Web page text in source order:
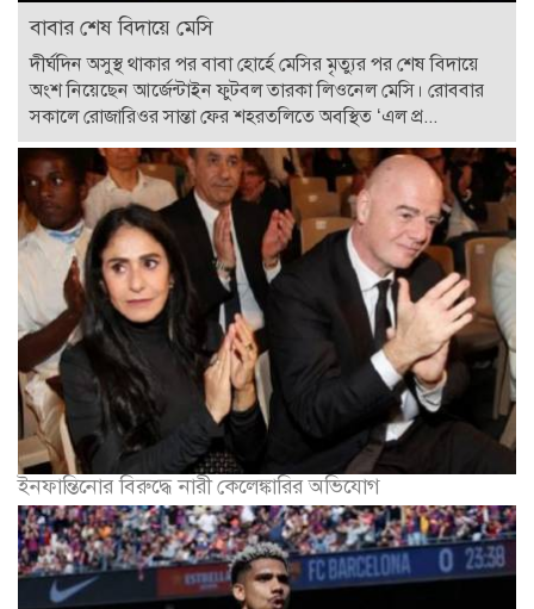
বাবার শেষ বিদায়ে মেসি
দীর্ঘদিন অসুস্থ থাকার পর বাবা হোর্হে মেসির মৃত্যুর পর শেষ বিদায়ে
অংশ নিয়েছেন আর্জেন্টাইন ফুটবল তারকা লিওনেল মেসি। রোববার
সকালে রোজারিওর সান্তা ফের শহরতলিতে অবস্থিত ‘এল প্র...
ইনফান্তিনোর বিরুদ্ধে নারী কেলেঙ্কারির অভিযোগ